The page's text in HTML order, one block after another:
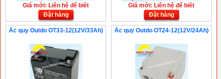
Giá mới: Liên hệ để biết
Đặt hàng
Giá mới: Liên hệ để biết
Đặt hàng
Ắc quy Outdo OT33-12(12V/33Ah) Ắc quy Outdo OT24-12(12V/24Ah)